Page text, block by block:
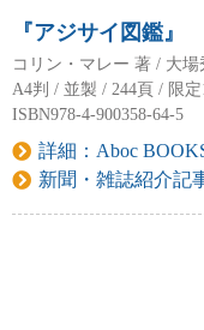
『アジサイ図鑑』
コリン・マレー 著 / 大
A4判 / 並製 / 244頁 / 限
ISBN978-4-900358-64-5
詳細：Aboc
新聞・雑誌紹介記